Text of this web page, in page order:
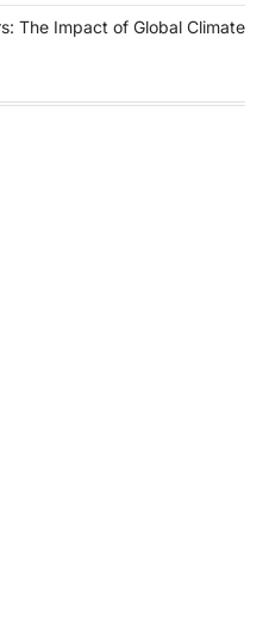
The Impact of Global Climate